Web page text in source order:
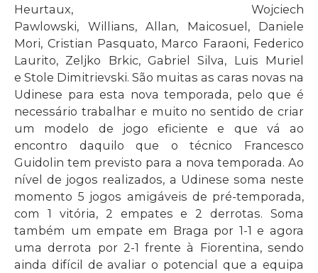
Heurtaux, Wojciech
Pawlowski, Willians, Allan, Maicosuel, Daniele
Mori, Cristian Pasquato, Marco Faraoni, Federico
Laurito, Zeljko Brkic, Gabriel Silva, Luis Muriel
e Stole Dimitrievski. São muitas as caras novas na
Udinese para esta nova temporada, pelo que é
necessário trabalhar e muito no sentido de criar
um modelo de jogo eficiente e que vá ao
encontro daquilo que o técnico Francesco
Guidolin tem previsto para a nova temporada. Ao
nível de jogos realizados, a Udinese soma neste
momento 5 jogos amigáveis de pré-temporada,
com 1 vitória, 2 empates e 2 derrotas. Soma
também um empate em Braga por 1-1 e agora
uma derrota por 2-1 frente à Fiorentina, sendo
ainda difícil de avaliar o potencial que a equipa